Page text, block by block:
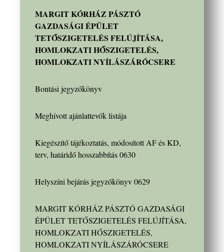
MARGIT KÓRHÁZ PÁSZTÓ
GAZDASÁGI ÉPÜLET
TETŐSZIGETELÉS FELÚJÍTÁSA,
HOMLOKZATI HŐSZIGETELÉS,
HOMLOKZATI NYÍLÁSZÁRÓCSERE
Bontási jegyzőkönyv
Meghívott ajánlattevők listája
Kiegészítő tájékoztatás, módosított AF és KD,
terv, határidő hosszabbítás 0630
Helyszíni bejárás jegyzőkönyv 0629
MARGIT KÓRHÁZ PÁSZTÓ GAZDASÁGI
ÉPÜLET TETŐSZIGETELÉS FELÚJÍTÁSA,
HOMLOKZATI HŐSZIGETELÉS,
HOMLOKZATI NYÍLÁSZÁRÓCSERE